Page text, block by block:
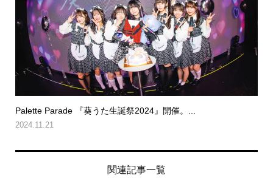
Palette Parade 『葵うた生誕祭2024』開催。...
2024.11.21
関連記事一覧